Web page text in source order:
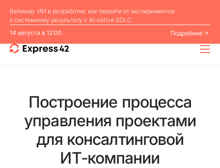
14 августа в 12:00 Подробнее
Вебинар. ИИ в разработке: как перейти от экспериментов
к системному результату с AI⁠-⁠native SDLC
Построение процесса
управления проектами
для консалтинговой
ИТ⁠-⁠компании